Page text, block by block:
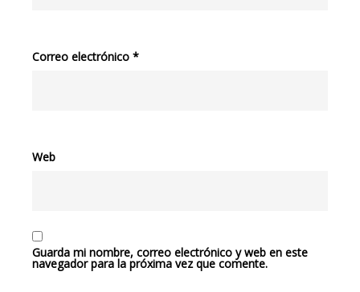
Correo electrónico *
Web
Guarda mi nombre, correo electrónico y web en este
navegador para la próxima vez que comente.